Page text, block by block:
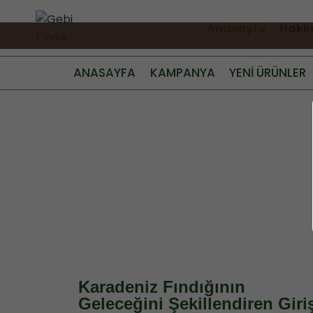
Anasayfa
ANASAYFA KAMPANYA YENİ ÜRÜNLER
Karadeniz Fındığının
Geleceğini Şekillendiren